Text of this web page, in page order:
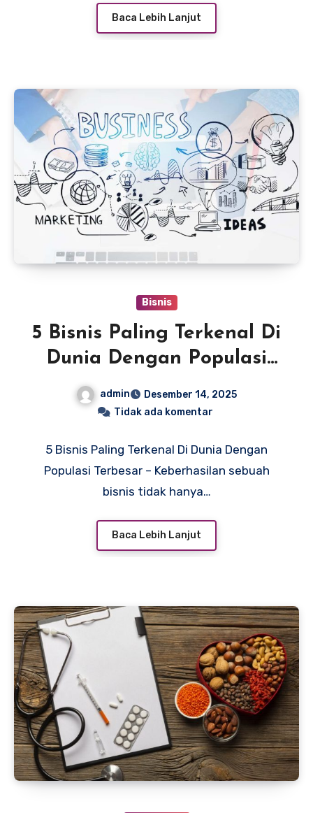
Baca Lebih Lanjut
Bisnis
5 Bisnis Paling Terkenal Di
Dunia Dengan Populasi
admin
Desember 14, 2025
Tidak ada komentar
5 Bisnis Paling Terkenal Di Dunia Dengan
Populasi Terbesar – Keberhasilan sebuah
bisnis tidak hanya…
Baca Lebih Lanjut